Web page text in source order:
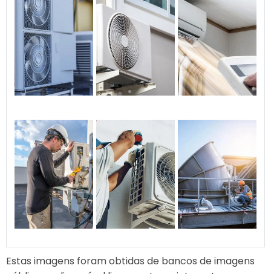
Estas imagens foram obtidas de bancos de imagens